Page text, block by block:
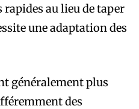
rapides au lieu de taper
une adaptation des
généralement plus
des